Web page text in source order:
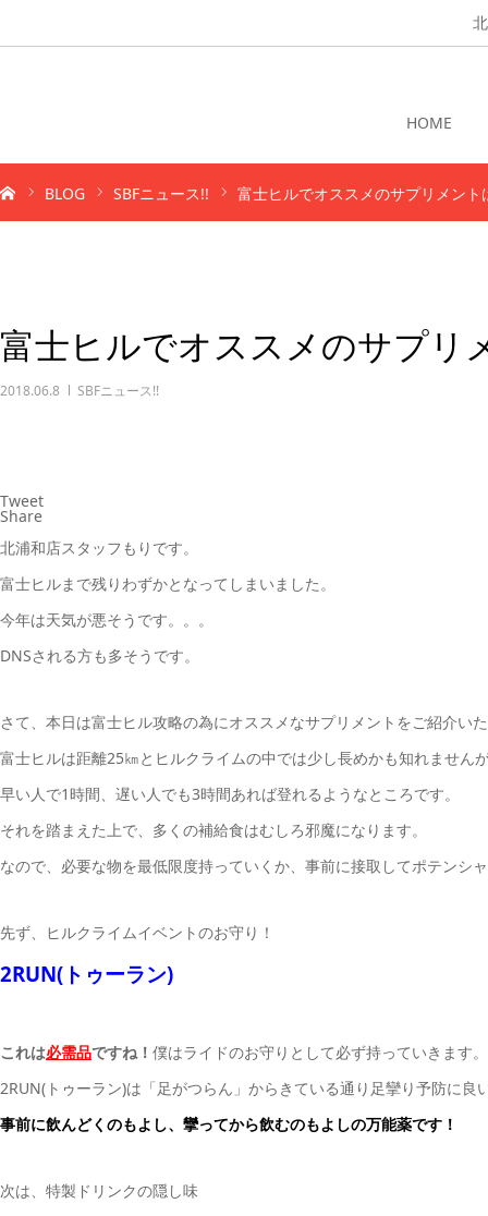
HOME
BLOG SBFニュース!! 富士ヒルでオススメのサプリメン
富士ヒルでオススメのサプリ
2018.06.8 SBFニュース!!
Tweet
Share
北浦和店スタッフもりです。
富士ヒルまで残りわずかとなってしまいました。
今年は天気が悪そうです。。。
DNSされる方も多そうです。
さて、本日は富士ヒル攻略の為にオススメなサプリメントをご紹介い
富士ヒルは距離25㎞とヒルクライムの中では少し長めかも知れません
早い人で1時間、遅い人でも3時間あれば登れるようなところです。
それを踏まえた上で、多くの補給食はむしろ邪魔になります。
なので、必要な物を最低限度持っていくか、事前に接取してポテンシ
先ず、ヒルクライムイベントのお守り！
2RUN(トゥーラン)
これは必需品ですね！ 僕はライドのお守りとして必ず持っていきます。
2RUN(トゥーラン)は「足がつらん」からきている通り足攣り予防に良
事前に飲んどくのもよし、攣ってから飲むのもよしの万能薬です！
次は、特製ドリンクの隠し味